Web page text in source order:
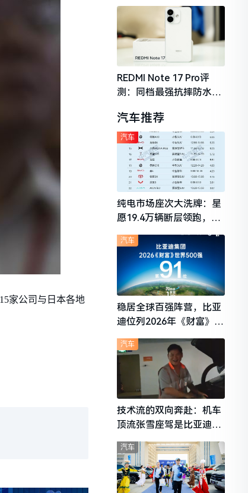
家公司与日本各地
REDMI Note 17 Pro评
测：同档最强抗摔防水，
守门员
汽车推荐
纯电市场座次大洗牌：星
愿19.4万辆断层领跑，理
想i6成最强黑马
汽车
稳居全球百强阵营，比亚
迪位列2026年《财富》世
汽车
技术流的双向奔赴：机车
顶流张雪座驾是比亚迪秦
L
汽车
汽车